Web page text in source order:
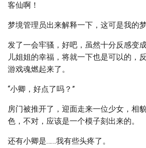
客仙啊！
梦境管理员出来解释一下，这可是我的梦
发了一会牢骚，好吧，虽然十分反感变
儿姐姐的幸福，将就一下也是可以的，
游戏魂燃起来了。
“小卿，好点了吗？”
房门被推开了，迎面走来一位少女，相
色，不对，应该是一个模子刻出来的。
还有小卿是……我有些头疼了。